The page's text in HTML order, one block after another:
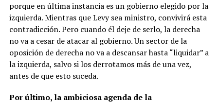
porque en última instancia es un gobierno elegido por la
izquierda. Mientras que Levy sea ministro, convivirá esta
contradicción. Pero cuando él deje de serlo, la derecha
no va a cesar de atacar al gobierno. Un sector de la
oposición de derecha no va a descansar hasta “liquidar” a
la izquierda, salvo si los derrotamos más de una vez,
antes de que esto suceda.
Por último, la ambiciosa agenda de la